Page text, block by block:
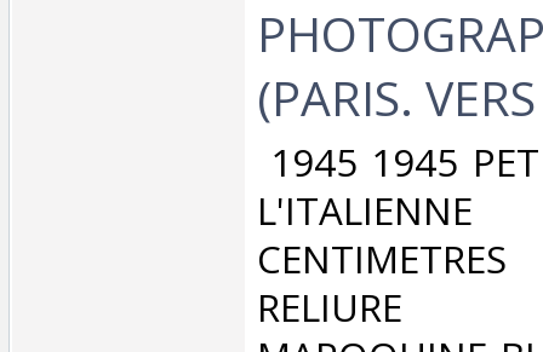
(PARIS.
1945 1945
RELIURE